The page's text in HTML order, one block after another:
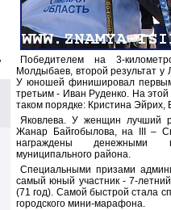
Победителем на 3-
Молдыбаев, второй результат
У юношей финишировал
третьим - Иван Руденко. На
таком порядке: Кристина Эйрих,
Яковлева. У женщин лучший
Жанар Байгобылова, на III –
награждены денежными
муниципального района.
Специальными призами
самый юный участник - 7-
(71 год). Самой быстрой стала
городского мини-марафона.